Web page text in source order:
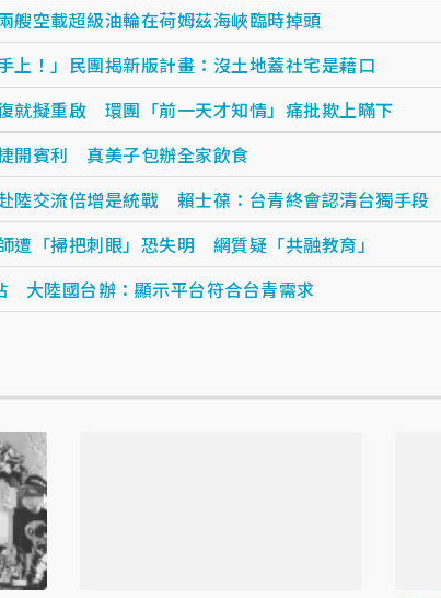
艘空載超級油輪在荷姆茲海峽臨時掉頭
上！」民團揭新版計畫：沒土地蓋社宅是藉口
就擬重啟 環團「前一天才知情」痛批欺上瞞下
開賓利 真美子包辦全家飲食
陸交流倍增是統戰 賴士葆：台青終會認清台獨手段
遭「掃把刺眼」恐失明 網質疑「共融教育」
大陸國台辦：顯示平台符合台青需求